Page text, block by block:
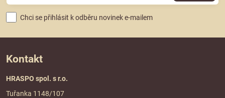
Chci se přihlásit k odběru novinek e-mailem
Kontakt
HRASPO spol. s r.o.
Tuřanka 1148/107